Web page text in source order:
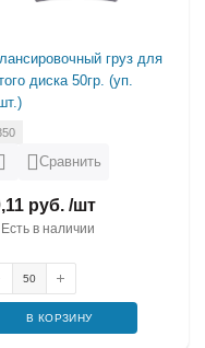
груз для
диска 50гр. (уп.
Сравнить
руб. /шт
Есть в наличии
В КОРЗИНУ